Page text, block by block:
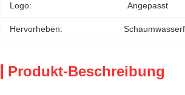
Logo: Angepasst
Hervorheben:
Produkt-Beschreibung